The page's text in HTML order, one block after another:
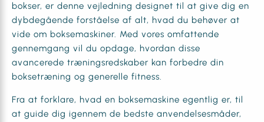
bokser, er denne vejledning designet til at give dig en
dybdegående forståelse af alt, hvad du behøver at
vide om boksemaskiner. Med vores omfattende
gennemgang vil du opdage, hvordan disse
avancerede træningsredskaber kan forbedre din
boksetræning og generelle fitness.
Fra at forklare, hvad en boksemaskine egentlig er, til
at guide dig igennem de bedste anvendelsesmåder,